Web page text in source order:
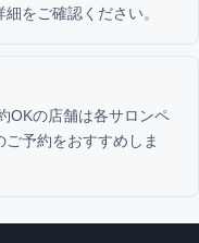
をご確認ください。
OKの店舗は各サロンペ
予約をおすすめしま